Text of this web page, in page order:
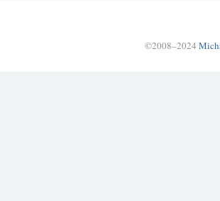
©2008–2024